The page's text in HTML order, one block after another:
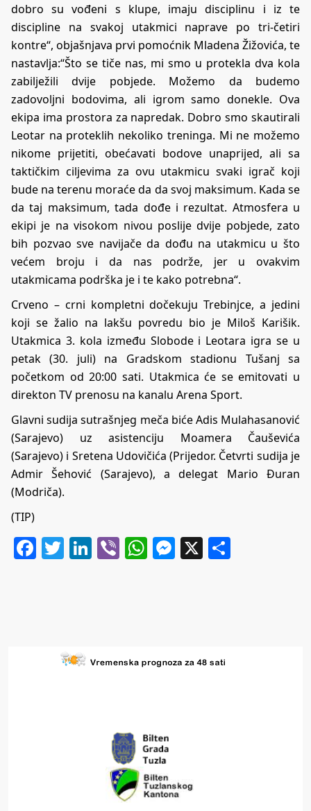
dobro su vođeni s klupe, imaju disciplinu i iz te
discipline na svakoj utakmici naprave po tri-četiri
kontre“, objašnjava prvi pomoćnik Mladena Žižovića, te
nastavlja:“Što se tiče nas, mi smo u protekla dva kola
zabilježili dvije pobjede. Možemo da budemo
zadovoljni bodovima, ali igrom samo donekle. Ova
ekipa ima prostora za napredak. Dobro smo skautirali
Leotar na proteklih nekoliko treninga. Mi ne možemo
nikome prijetiti, obećavati bodove unaprijed, ali sa
taktičkim ciljevima za ovu utakmicu svaki igrač koji
bude na terenu moraće da da svoj maksimum. Kada se
da taj maksimum, tada dođe i rezultat. Atmosfera u
ekipi je na visokom nivou poslije dvije pobjede, zato
bih pozvao sve navijače da dođu na utakmicu u što
većem broju i da nas podrže, jer u ovakvim
utakmicama podrška je i te kako potrebna“.
Crveno – crni kompletni dočekuju Trebinjce, a jedini
koji se žalio na lakšu povredu bio je Miloš Karišik.
Utakmica 3. kola između Slobode i Leotara igra se u
petak (30. juli) na Gradskom stadionu Tušanj sa
početkom od 20:00 sati. Utakmica će se emitovati u
direkton TV prenosu na kanalu Arena Sport.
Glavni sudija sutrašnjeg meča biće Adis Mulahasanović
(Sarajevo) uz asistenciju Moamera Čauševića
(Sarajevo) i Sretena Udovičića (Prijedor. Četvrti sudija je
Admir Šehović (Sarajevo), a delegat Mario Đuran
(Modriča).
(TIP)
Facebook
Twitter
LinkedIn
ViberWhatsApp
Messenger
X